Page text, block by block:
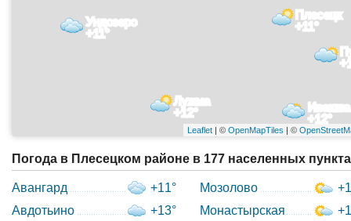
Плесецк
+11°
Ивакша
+12°
Ундозеро
+11°
Лужма
+12°
Leaflet | ©OpenMapTiles | ©
Погода в Плесецком районе в 177 населенных
Авангард
+11°
Авдотьино
+13°
Мозолово
Монастырская